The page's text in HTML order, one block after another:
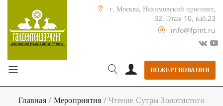
г. Москва, Нахимовский проспект,
32. Этаж 10, каб.23
info@fpmt.ru
ПОЖЕРТВОВАНИЯ
Главная/ Мероприятия /Чтение Сутры Золотистого